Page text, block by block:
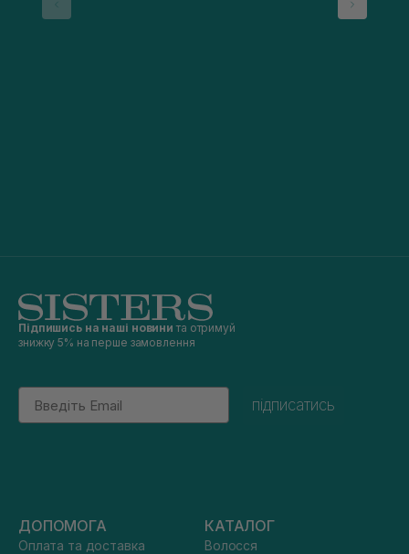
Підпишись на наші новини та отримуй
знижку 5% на перше замовлення
Email
підписатись
ДОПОМОГА
Оплата та доставка
КАТАЛОГ
Волосся